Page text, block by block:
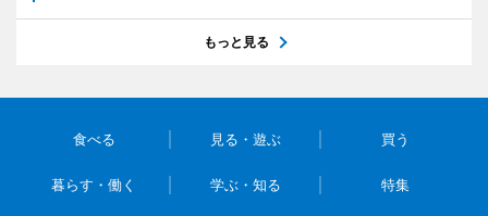
もっと見る
食べる 見る・遊ぶ 買う
暮らす・働く 学ぶ・知る 特集